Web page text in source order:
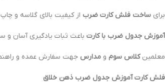
برای ساخت فلش کارت ضرب از کیفیت بالای گلاسه و
آموزش جدول ضرب با کارت باعث ثبات یادگیری آسان و
معلمینکلاس سوم و مدارس جهت سفارش عمده و راهنمایی های
فلش کارت آموزش جدول ضرب ذهن خلاق